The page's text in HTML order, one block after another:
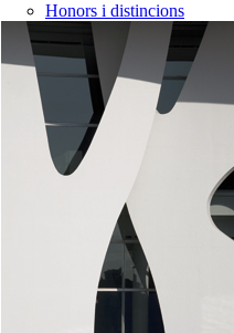
Honors i distincions